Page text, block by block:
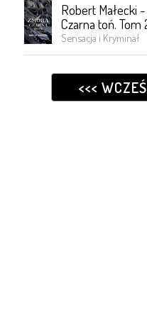
Robert Małecki
Czarna toń. Tom
Sensacja i Kryminał
<<<